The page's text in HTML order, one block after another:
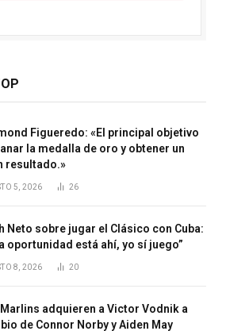
Figueredo: «El principal objetivo
la medalla de oro y obtener un
resultado.»
5, 2026 26
Neto sobre jugar el Clásico con Cuba:
oportunidad está ahí, yo sí juego”
8, 2026 20
adquieren a Victor Vodnik a
de Connor Norby y Aiden May